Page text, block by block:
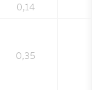
0,14
0,35